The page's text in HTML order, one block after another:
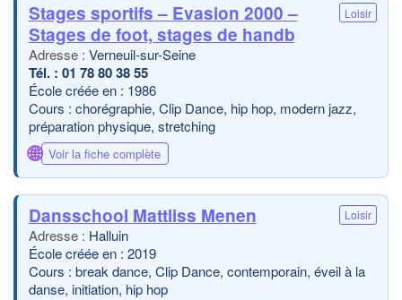
Stages sportifs – Evasion 2000 –
Stages de foot, stages de handb
Loisir
Verneuil-sur-Seine
01 78 80 38 55
École créée en : 1986
Cours : chorégraphie, Clip Dance, hip hop, modern jazz,
préparation physique, stretching
🌐 Voir la fiche complète
Dansschool Mattliss Menen Loisir
Halluin
École créée en : 2019
Cours : break dance, Clip Dance, contemporain, éveil à la
danse, initiation, hip hop